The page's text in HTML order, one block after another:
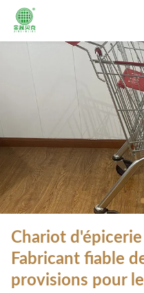
Chariot
Fabricant fiable
provisions pour